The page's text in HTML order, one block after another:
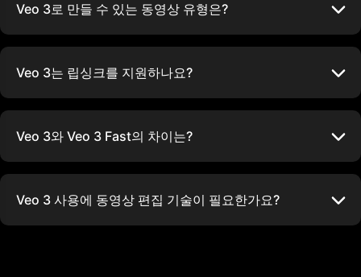
Veo 3로 만들 수 있는 동영상 유형은?
Veo 3는 립싱크를 지원하나요?
Veo 3와 Veo 3 Fast의 차이는?
Veo 3 사용에 동영상 편집 기술이 필요한가요?